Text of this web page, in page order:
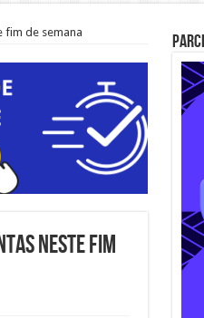
fim de semana
neste fim